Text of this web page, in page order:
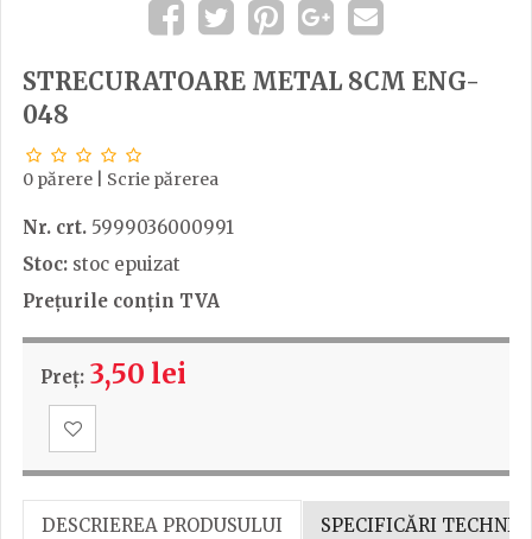
STRECURATOARE METAL 8CM ENG-
048
0 părere Scrie părerea
Nr. crt. 5999036000991
Stoc: stoc epuizat
Prețurile conțin TVA
Preț: 3,50 lei
DESCRIEREA PRODUSULUI SPECIFICĂRI